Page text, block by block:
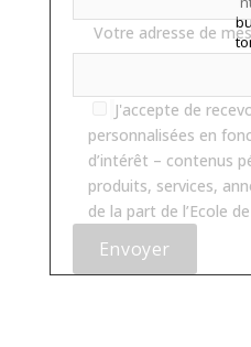
Votre adresse de
J'accepte de
personnalisées en
d’intérêt – contenus
produits, services,
de la part de l’Ecole